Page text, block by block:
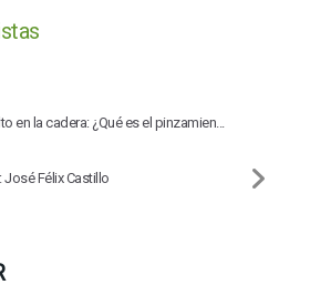
en la cadera: ¿Qué es el pinzamien...
José Félix Castillo